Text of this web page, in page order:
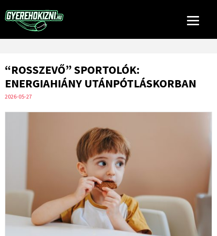
“ROSSZEVŐ” SPORTOLÓK:
ENERGIAHIÁNY UTÁNPÓTLÁSKORBAN
2026-05-27